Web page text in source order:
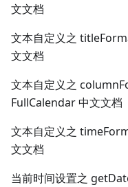
文文档
文本自定义之
文文档
文本自定义之
FullCalendar 中文文档
文本自定义之
文文档
当前时间设置之